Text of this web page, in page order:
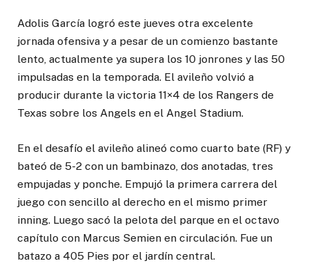
Adolis García logró este jueves otra excelente
jornada ofensiva y a pesar de un comienzo bastante
lento, actualmente ya supera los 10 jonrones y las 50
impulsadas en la temporada. El avileño volvió a
producir durante la victoria 11×4 de los Rangers de
Texas sobre los Angels en el Angel Stadium.
En el desafío el avileño alineó como cuarto bate (RF) y
bateó de 5-2 con un bambinazo, dos anotadas, tres
empujadas y ponche. Empujó la primera carrera del
juego con sencillo al derecho en el mismo primer
inning. Luego sacó la pelota del parque en el octavo
capítulo con Marcus Semien en circulación. Fue un
batazo a 405 Pies por el jardín central.